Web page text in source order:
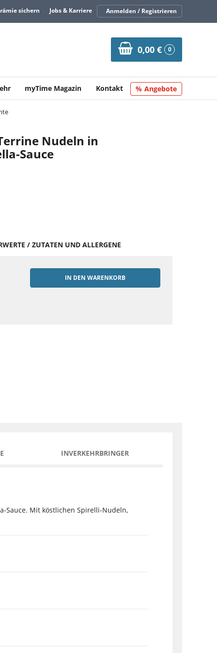
sichern Jobs & Karriere Anmelden / Registrieren
0,00 € 0
myTime Magazin Kontakt Angebote
Nudeln in
Sauce
/ ZUTATEN UND ALLERGENE
IN DEN WARENKORB
INVERKEHRBRINGER
Sauce. Mit köstlichen Spirelli-Nudeln,